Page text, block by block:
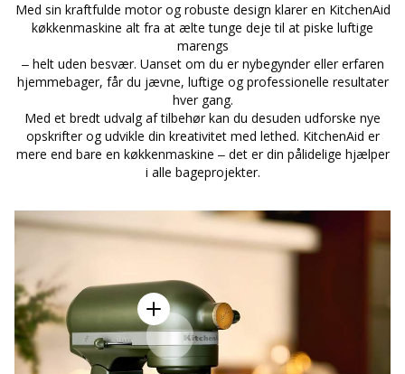
Med sin kraftfulde motor og robuste design klarer en KitchenAid
køkkenmaskine alt fra at ælte tunge deje til at piske luftige
marengs
– helt uden besvær. Uanset om du er nybegynder eller erfaren
hjemmebager, får du jævne, luftige og professionelle resultater
hver gang.
Med et bredt udvalg af tilbehør kan du desuden udforske nye
opskrifter og udvikle din kreativitet med lethed. KitchenAid er
mere end bare en køkkenmaskine – det er din pålidelige hjælper
i alle bageprojekter.